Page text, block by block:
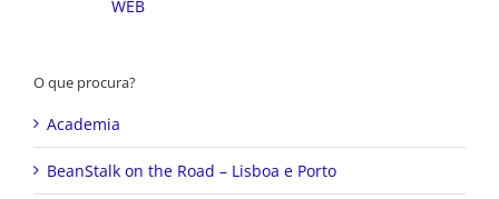
O que procura?
Academia
BeanStalk on the Road – Lisboa e Porto